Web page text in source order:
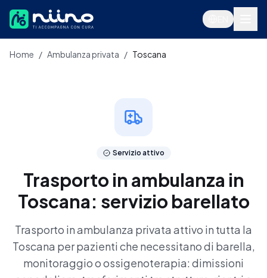
Accedi
Prenota ora
Home / Ambulanza privata / Toscana
Servizio attivo
Trasporto in ambulanza in
Toscana: servizio barellato
Trasporto in ambulanza privata attivo in tutta la
Toscana per pazienti che necessitano di barella,
monitoraggio o ossigenoterapia: dimissioni